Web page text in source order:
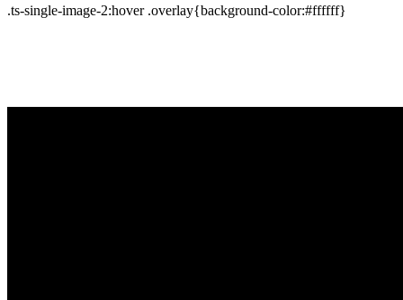
.ts-single-image-2:hover .overlay{background-color:#ffffff}